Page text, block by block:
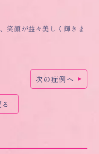
笑顔が益々美しく輝きま
次の症例へ